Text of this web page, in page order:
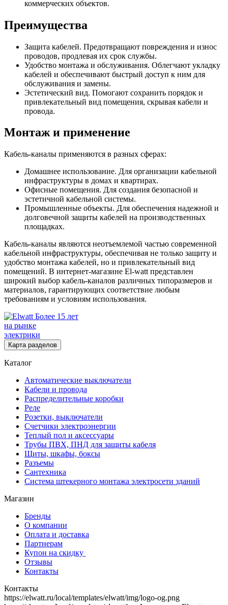
коммерческих объектов.
Преимущества
Защита кабелей. Предотвращают повреждения и износ
проводов, продлевая их срок службы.
Удобство монтажа и обслуживания. Облегчают укладку
кабелей и обеспечивают быстрый доступ к ним для
обслуживания и замены.
Эстетический вид. Помогают сохранить порядок и
привлекательный вид помещения, скрывая кабели и
провода.
Монтаж и применение
Кабель-каналы применяются в разных сферах:
Домашнее использование. Для организации кабельной
инфраструктуры в домах и квартирах.
Офисные помещения. Для создания безопасной и
эстетичной кабельной системы.
Промышленные объекты. Для обеспечения надежной и
долговечной защиты кабелей на производственных
площадках.
Кабель-каналы являются неотъемлемой частью современной
кабельной инфраструктуры, обеспечивая не только защиту и
удобство монтажа кабелей, но и привлекательный вид
помещений. В интернет-магазине El-watt представлен
широкий выбор кабель-каналов различных типоразмеров и
материалов, гарантирующих соответствие любым
требованиям и условиям использования.
Более 15 лет
на рынке
электрики
Карта разделов
Каталог
Автоматические выключатели
Кабели и провода
Распределительные коробки
Реле
Розетки, выключатели
Счетчики электроэнергии
Теплый пол и аксессуары
Трубы ПВХ, ПНД для защиты кабеля
Щиты, шкафы, боксы
Разъемы
Сантехника
Система штекерного монтажа электросети зданий
Магазин
Бренды
О компании
Оплата и доставка
Партнерам
Купон на скидку
Отзывы
Контакты
Контакты
https://elwatt.ru/local/templates/elwatt/img/logo-og.png